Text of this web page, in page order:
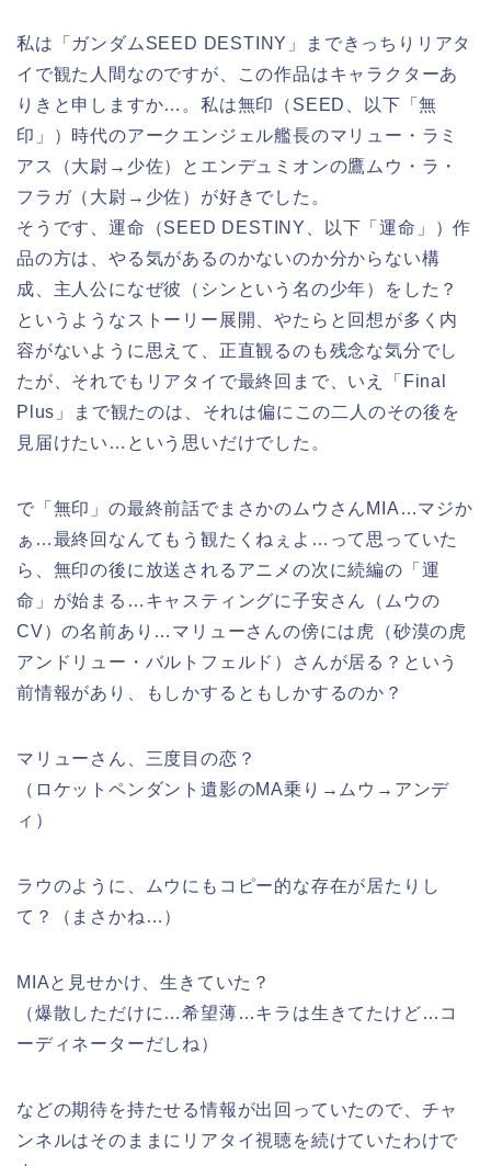
私は「ガンダムSEED DESTINY」まできっちりリアタ
イで観た人間なのですが、この作品はキャラクターあ
りきと申しますか…。私は無印（SEED、以下「無
印」）時代のアークエンジェル艦長のマリュー・ラミ
アス（大尉→少佐）とエンデュミオンの鷹ムウ・ラ・
フラガ（大尉→少佐）が好きでした。
そうです、運命（SEED DESTINY、以下「運命」）作
品の方は、やる気があるのかないのか分からない構
成、主人公になぜ彼（シンという名の少年）をした？
というようなストーリー展開、やたらと回想が多く内
容がないように思えて、正直観るのも残念な気分でし
たが、それでもリアタイで最終回まで、いえ「Final
Plus」まで観たのは、それは偏にこの二人のその後を
見届けたい…という思いだけでした。
で「無印」の最終前話でまさかのムウさんMIA…マジか
ぁ…最終回なんてもう観たくねぇよ…って思っていた
ら、無印の後に放送されるアニメの次に続編の「運
命」が始まる…キャスティングに子安さん（ムウの
CV）の名前あり…マリューさんの傍には虎（砂漠の虎
アンドリュー・バルトフェルド）さんが居る？という
前情報があり、もしかするともしかするのか？
マリューさん、三度目の恋？
（ロケットペンダント遺影のMA乗り→ムウ→アンデ
ィ）
ラウのように、ムウにもコピー的な存在が居たりし
て？（まさかね…）
MIAと見せかけ、生きていた？
（爆散しただけに…希望薄…キラは生きてたけど…コ
ーディネーターだしね）
などの期待を持たせる情報が出回っていたので、チャ
ンネルはそのままにリアタイ視聴を続けていたわけで